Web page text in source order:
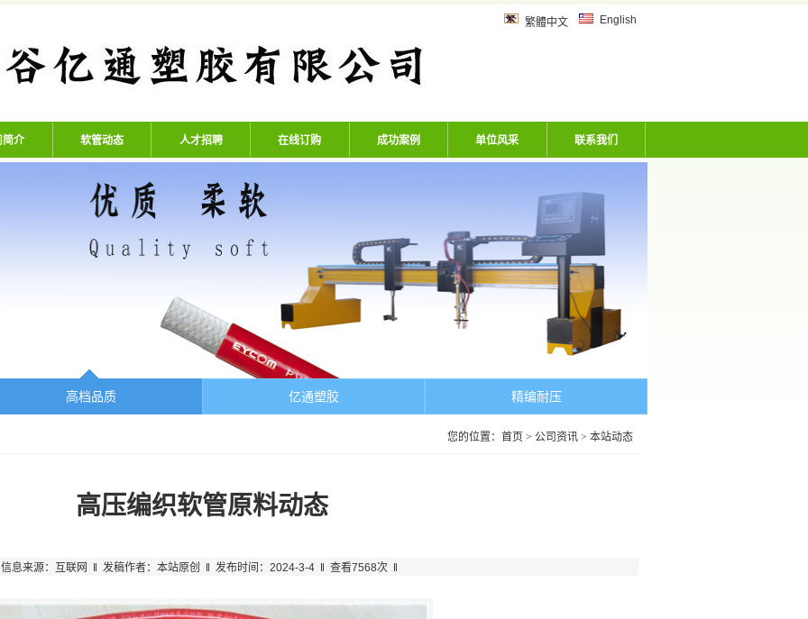
司 - 专业生产高压氧气管、乙炔管、风炮软管、洗车机专用软
繁體中文 English
简介 软管动态 人才招聘 在线订购 成功案例 单位风采 联系我们
高档品质 亿通塑胶 精编耐压
您的位置： 首页 > 公司资讯 > 本站动态
高压编织软管原料动态
信息来源：互联网 ‖ 发稿作者：本站原创 ‖ 发布时间：2024-3-4 ‖ 查看7568次 ‖